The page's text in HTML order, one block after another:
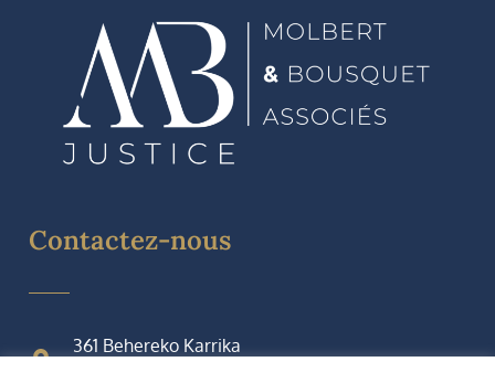
Contactez-nous
361 Behereko Karrika